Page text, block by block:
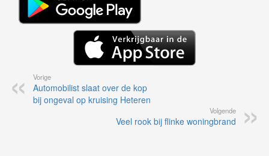
Vorige
Automobilist slaat over de kop
bij ongeval op kruising Heteren
Volgende
Veel rook bij flinke woningbrand